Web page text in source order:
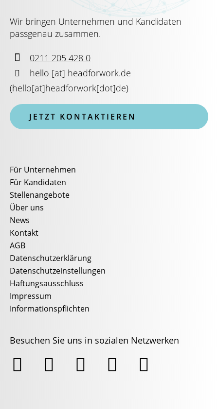
Wir bringen Unternehmen und Kandidaten
passgenau zusammen.

0211 205 428 0

hello [at] headforwork.de
(hello[at]headforwork[dot]de)
JETZT KONTAKTIEREN
Für Unternehmen
Für Kandidaten
Stellenangebote
Über uns
News
Kontakt
AGB
Datenschutzerklärung
Datenschutzeinstellungen
Haftungsausschluss
Impressum
Informationspflichten
Besuchen Sie uns in sozialen Netzwerken
    